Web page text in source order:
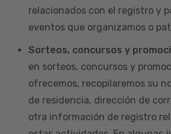
relacionados con el registro y
eventos que organizamos o
Sorteos, concursos y
en sorteos, concursos y
ofrecemos, recopilaremos su
de residencia, dirección de
otra información de registro